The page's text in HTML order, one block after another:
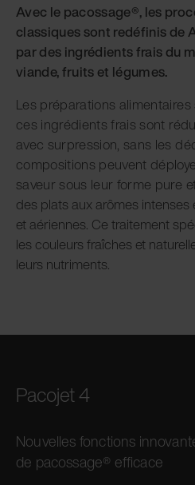
Avec le pacossage®, les
classiques sont redéfinis de
par des ingrédients frais du
viande, fruits et légumes.
Les préparations
ces ingrédients frais sont
avec surpression, sans les
compositions peuvent
saveur sous leur forme pure
des plats aux arômes intenses
et aériennes. Ce traitement
les couleurs fraîches et
leurs nutriments.
Pacojet 4
Nouvelles fonctions
de pacossage® efficace